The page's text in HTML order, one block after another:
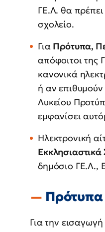
ΓΕ.Λ. θα
σχολείο.
Για Πρότυπα,
απόφοιτοι της
κανονικά
ή αν
Λυκείου
εμφανίσει
Ηλεκτρονική
Εκκλησιαστικά
δημόσιο
Για την